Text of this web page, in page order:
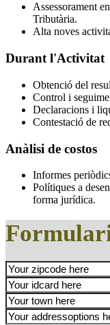
Assessorament
Tributària.
Alta noves
Durant l'Activitat
Obtenció del
Control i
Declaracions i
Contestació de
Anàlisi de costos
Informes
Polítiques a
forma jurídica.